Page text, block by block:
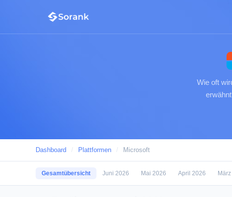
Wie oft
Dashboard / Plattformen / Microsoft
Gesamtübersicht Juni 2026 Mai 2026 April 2026